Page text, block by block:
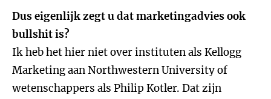
Dus eigenlijk zegt u dat marketingadvies ook
bullshit is?
Ik heb het hier niet over instituten als Kellogg
Marketing aan Northwestern University of
wetenschappers als Philip Kotler. Dat zijn